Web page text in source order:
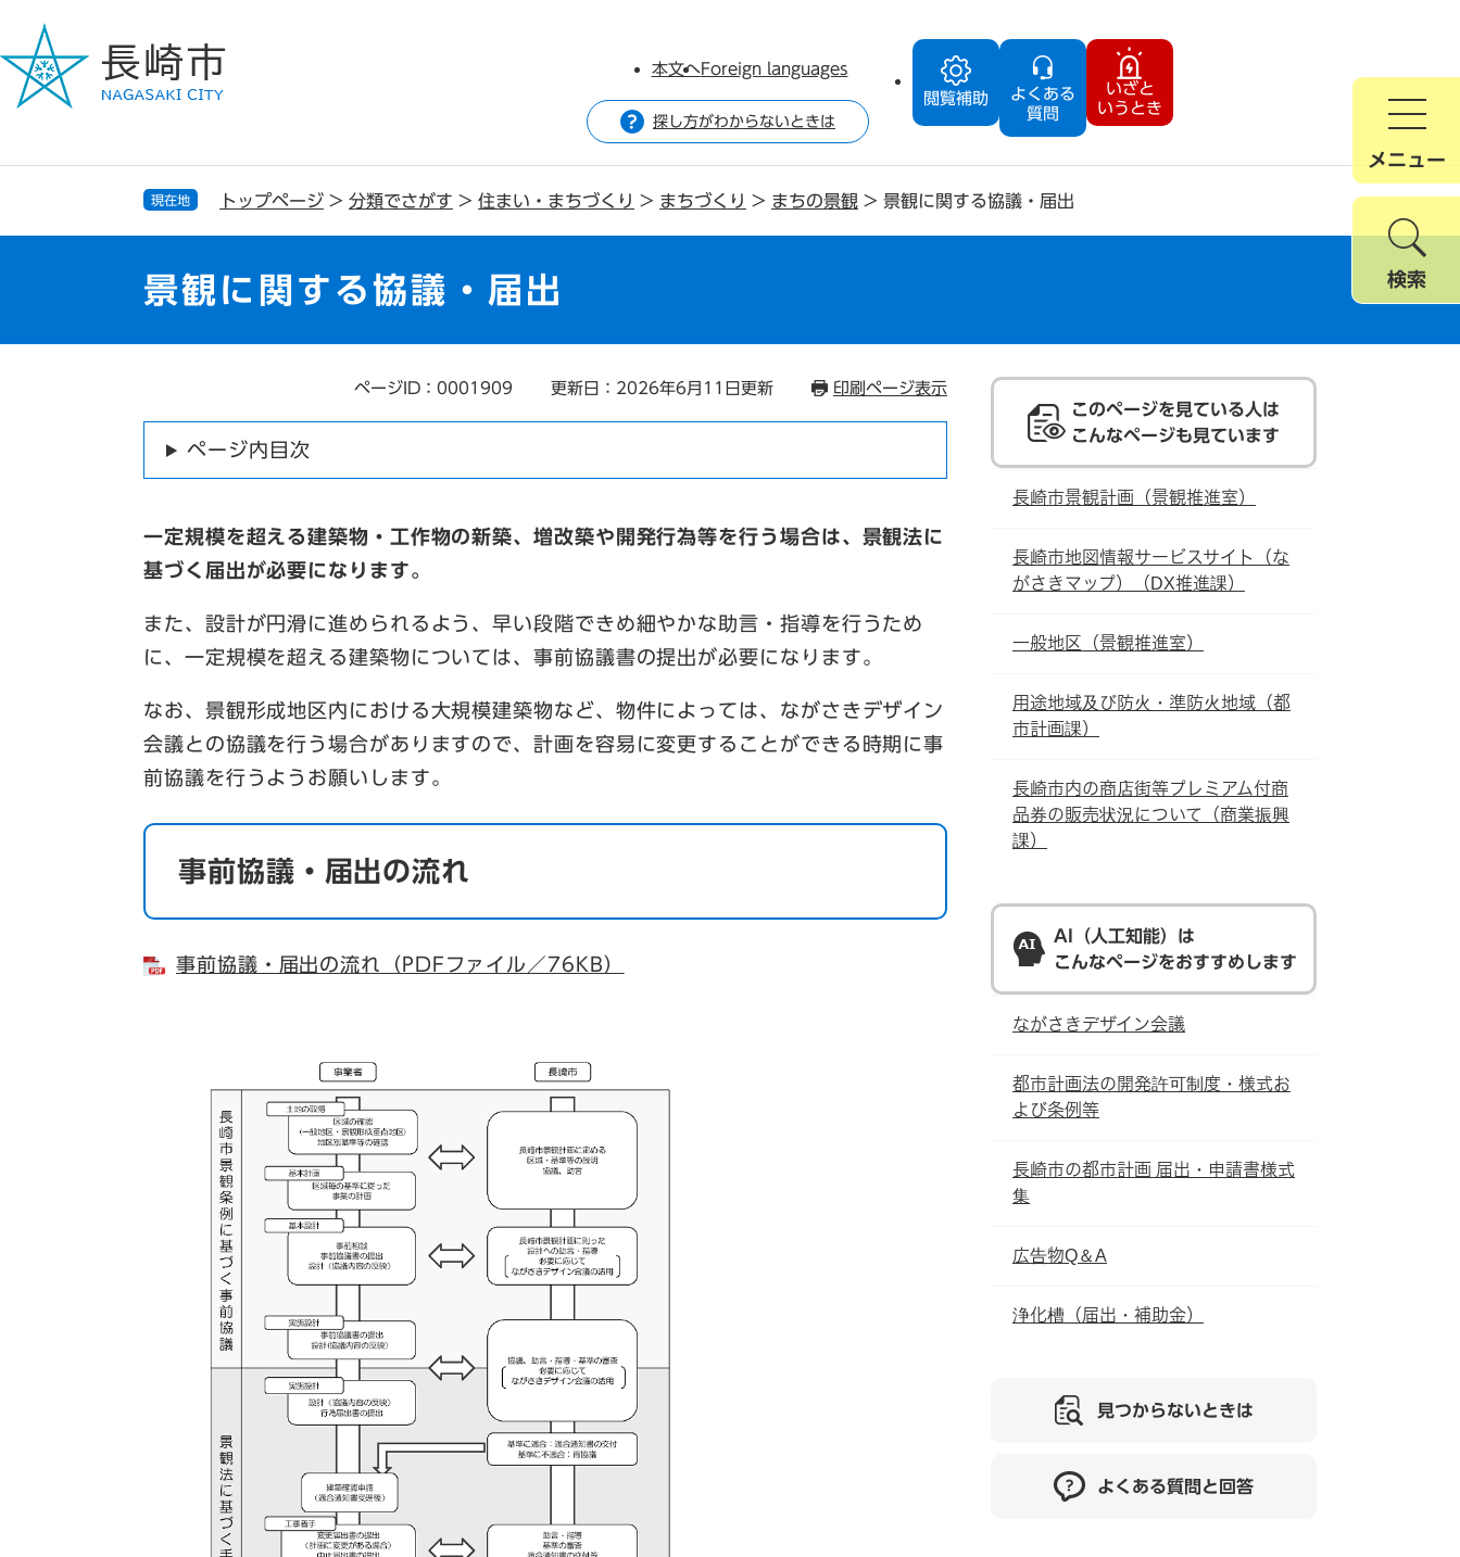
ジ
で
ュ
ば
閲覧補助
よくある
質問
いざと
いうとき
本文へForeign languages
探し方がわからないときは
メニュー
検索
現在地 トップページ > 分類でさがす > 住まい・まちづくり > まちづくり > まちの景観 > 景観に関する協議・届出
景観に関する協議・届出
ページID：0001909 更新日：2026年6月11日更新 印刷ページ表示
ページ内目次
一定規模を超える建築物・工作物の新築、増改築や開発行為等を行う場合は、景観法に
基づく届出が必要になります。
また、設計が円滑に進められるよう、早い段階できめ細やかな助言・指導を行うため
に、一定規模を超える建築物については、事前協議書の提出が必要になります。
なお、景観形成地区内における大規模建築物など、物件によっては、ながさきデザイン
会議との協議を行う場合がありますので、計画を容易に変更することができる時期に事
前協議を行うようお願いします。
事前協議・届出の流れ
事前協議・届出の流れ（PDFファイル／76KB）
このページを見ている人は
こんなページも見ています
長崎市景観計画（景観推進室）
長崎市地図情報サービスサイト（な
がさきマップ）（DX推進課）
一般地区（景観推進室）
用途地域及び防火・準防火地域（都
市計画課）
長崎市内の商店街等プレミアム付商
品券の販売状況について（商業振興
課）
AI（人工知能）は
こんなページをおすすめします
ながさきデザイン会議
都市計画法の開発許可制度・様式お
よび条例等
長崎市の都市計画 届出・申請書様式
集
広告物Q＆A
浄化槽（届出・補助金）
見つからないときは
よくある質問と回答